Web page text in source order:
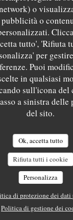
o
pubblicità o
tutto', 'Rifiuta
per
Puoi
in qualsiasi
sull'icona del
a sinistra delle
del sito.
Ok, accetta tutto
Rifiuta tutti i cookie
Personalizza
di protezione dei dati
Politica di gestione dei
- Ospiti 2
: 5/5 Cucina:5/5
et un régal pour les
rapport qualité-prix
- Ospiti 2
: 5/5 Cucina: /5
large choix,
L'EPICURIEN